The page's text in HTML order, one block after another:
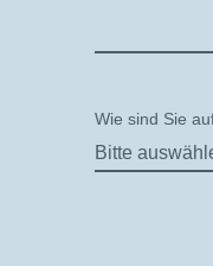
Wie sind Sie